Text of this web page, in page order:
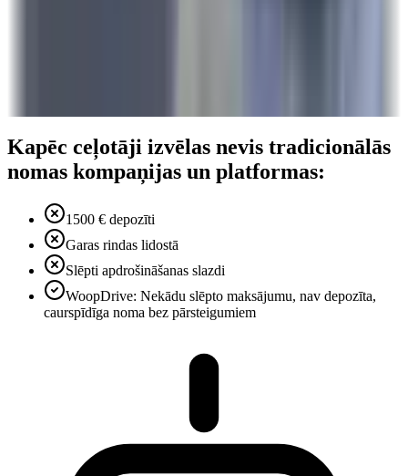
Kapēc ceļotāji izvēlas nevis tradicionālās
nomas kompaņijas un platformas:
1500 € depozīti
Garas rindas lidostā
Slēpti apdrošināšanas slazdi
WoopDrive: Nekādu slēpto maksājumu, nav depozīta,
caurspīdīga noma bez pārsteigumiem